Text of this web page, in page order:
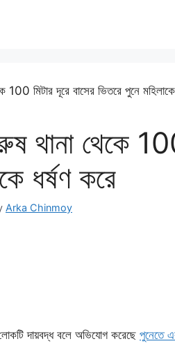
থানা থেকে
ধর্ষণ করে
Arka Chinmoy
দায়বদ্ধ বলে অভিযোগ করেছে পুনেতে